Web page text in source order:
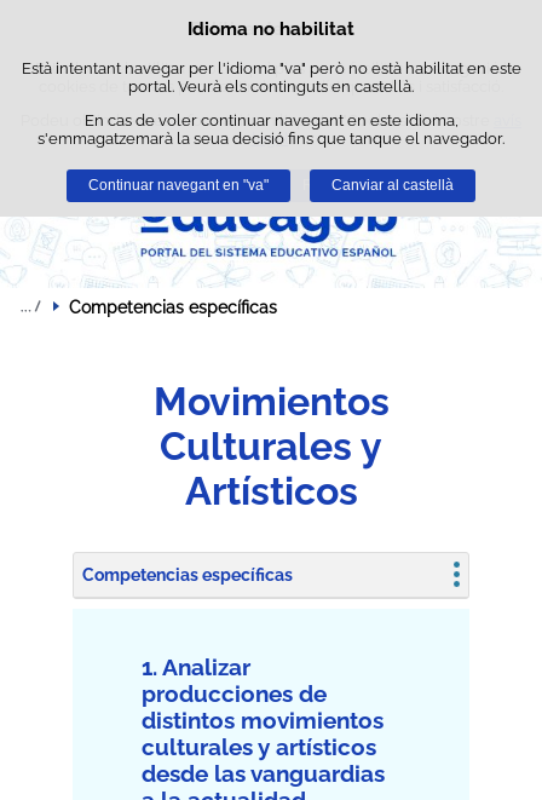
Política de cookies
Este lloc web utilitza cookies pròpies per a facilitar la navegació i
cookies de tercers per a obtindre estadístiques d'ús i satisfacció.
Podeu obtindre més informació en l'apartat "Cookies" del nostre
legal.
Acceptar Rebutjar
Idioma no habilitat
Està intentant navegar per l'idioma "va" però no està habilitat en este
portal. Veurà els continguts en castellà.
En cas de voler continuar navegant en este idioma,
s'emmagatzemarà la seua decisió fins que tanque el navegador.
Continuar navegant en "va" Canviar al castellà
Passar al contingut
Competencias específicas
Movimientos
Culturales y
Artísticos
Competencias específicas
1. Analizar
producciones de
distintos movimientos
culturales y artísticos
desde las vanguardias